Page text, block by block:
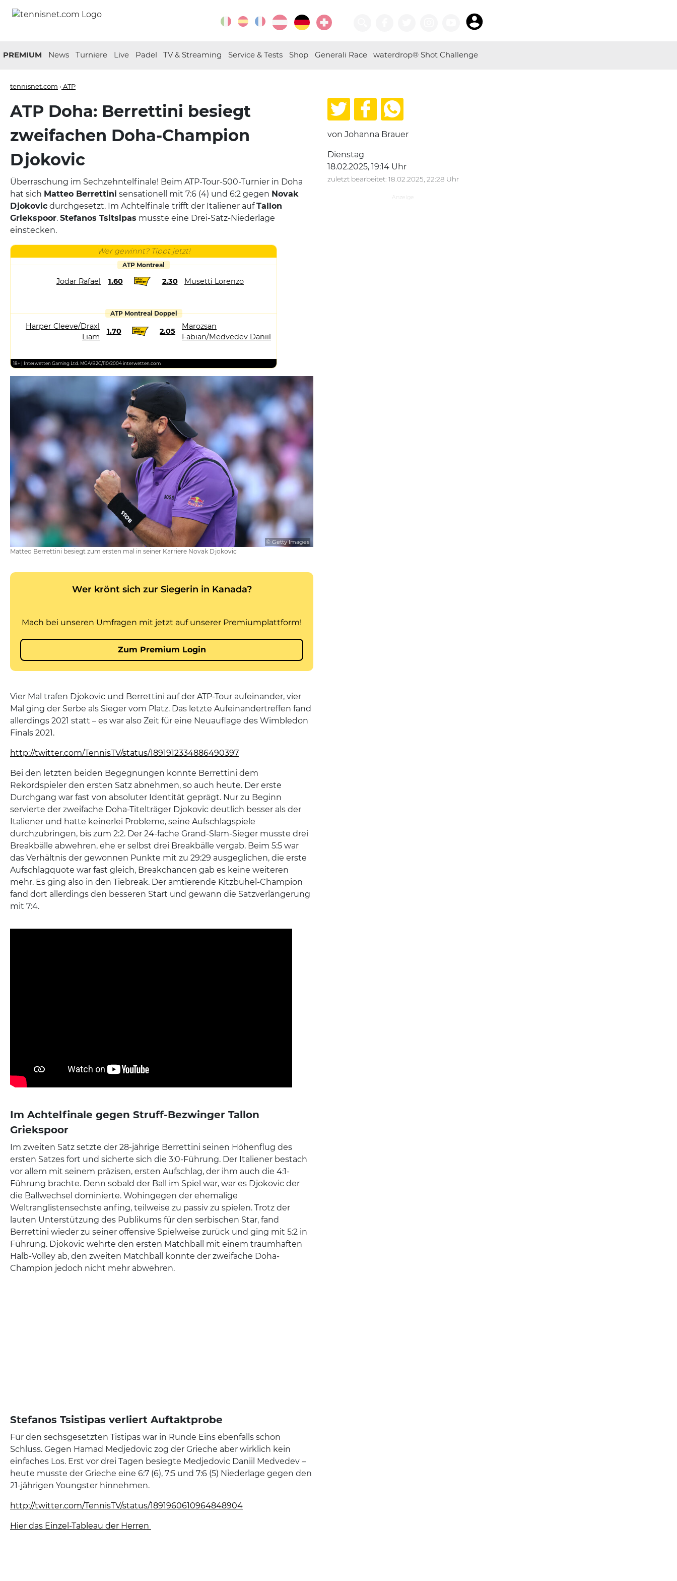
PREMIUM News Turniere Live Padel TV & Streaming Service & Tests Shop Generali Race waterdrop® Shot Challenge
tennisnet.com › ATP
ATP Doha: Berrettini besiegt
zweifachen Doha-Champion
Djokovic
Überraschung im Sechzehntelfinale! Beim ATP-Tour-500-Turnier in Doha
hat sich Matteo Berrettini sensationell mit 7:6 (4) und 6:2 gegen Novak
Djokovic durchgesetzt. Im Achtelfinale trifft der Italiener aufTallon
Griekspoor. Stefanos Tsitsipas musste eine Drei-Satz-Niederlage
einstecken.
Wer gewinnt? Tippt jetzt!
ATP Montreal
Jodar Rafael 1.60 2.30 Musetti Lorenzo
ATP Montreal Doppel
Harper Cleeve/Draxl
Liam
1.70 2.05
Marozsan
Fabian/Medvedev Daniil
18+ | Interwetten Gaming Ltd. MGA/B2C/110/2004 interwetten.com
© Getty Images
Matteo Berrettini besiegt zum ersten mal in seiner Karriere Novak Djokovic
Vier Mal trafen Djokovic und Berrettini auf der ATP-Tour aufeinander, vier
Mal ging der Serbe als Sieger vom Platz. Das letzte Aufeinandertreffen fand
allerdings 2021 statt – es war also Zeit für eine Neuauflage des Wimbledon
Finals 2021.
http://twitter.com/TennisTV/status/1891912334886490397
Bei den letzten beiden Begegnungen konnte Berrettini dem
Rekordspieler den ersten Satz abnehmen, so auch heute. Der erste
Durchgang war fast von absoluter Identität geprägt. Nur zu Beginn
servierte der zweifache Doha-Titelträger Djokovic deutlich besser als der
Italiener und hatte keinerlei Probleme, seine Aufschlagspiele
durchzubringen, bis zum 2:2. Der 24-fache Grand-Slam-Sieger musste drei
Breakbälle abwehren, ehe er selbst drei Breakbälle vergab. Beim 5:5 war
das Verhältnis der gewonnen Punkte mit zu 29:29 ausgeglichen, die erste
Aufschlagquote war fast gleich, Breakchancen gab es keine weiteren
mehr. Es ging also in den Tiebreak. Der amtierende Kitzbühel-Champion
fand dort allerdings den besseren Start und gewann die Satzverlängerung
mit 7:4.
Im Achtelfinale gegen Struff-Bezwinger Tallon
Griekspoor
Im zweiten Satz setzte der 28-jährige Berrettini seinen Höhenflug des
ersten Satzes fort und sicherte sich die 3:0-Führung. Der Italiener bestach
vor allem mit seinem präzisen, ersten Aufschlag, der ihm auch die 4:1-
Führung brachte. Denn sobald der Ball im Spiel war, war es Djokovic der
die Ballwechsel dominierte. Wohingegen der ehemalige
Weltranglistensechste anfing, teilweise zu passiv zu spielen. Trotz der
lauten Unterstützung des Publikums für den serbischen Star, fand
Berrettini wieder zu seiner offensive Spielweise zurück und ging mit 5:2 in
Führung. Djokovic wehrte den ersten Matchball mit einem traumhaften
Halb-Volley ab, den zweiten Matchball konnte der zweifache Doha-
Champion jedoch nicht mehr abwehren.
Stefanos Tsistipas verliert Auftaktprobe
Für den sechsgesetzten Tistipas war in Runde Eins ebenfalls schon
Schluss. Gegen Hamad Medjedovic zog der Grieche aber wirklich kein
einfaches Los. Erst vor drei Tagen besiegte Medjedovic Daniil Medvedev –
heute musste der Grieche eine 6:7 (6), 7:5 und 7:6 (5) Niederlage gegen den
21-jährigen Youngster hinnehmen.
http://twitter.com/TennisTV/status/1891960610964848904
Hier das Einzel-Tableau der Herren
von Johanna Brauer
Dienstag
18.02.2025, 19:14 Uhr
zuletzt bearbeitet: 18.02.2025, 22:28 Uhr